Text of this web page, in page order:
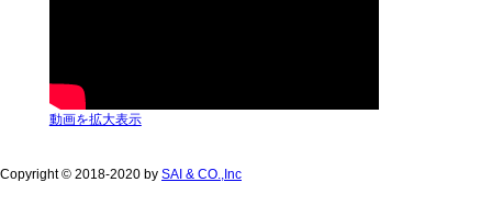
動画を拡大表示
Copyright © 2018-2020 by SAI & CO.,Inc